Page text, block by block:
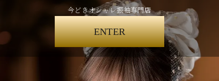
今どきオシャレ振袖専門店
ENTER